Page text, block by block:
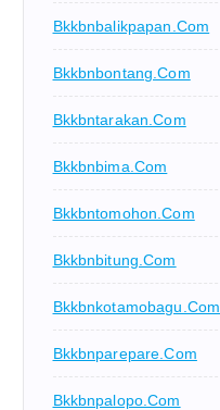
Bkkbnbalikpapan.com
Bkkbnbontang.com
Bkkbntarakan.com
Bkkbnbima.com
Bkkbntomohon.com
Bkkbnbitung.com
Bkkbnkotamobagu.com
Bkkbnparepare.com
Bkkbnpalopo.com